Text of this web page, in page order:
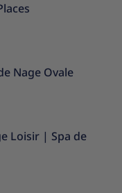
Nage Ovale
Loisir | Spa de